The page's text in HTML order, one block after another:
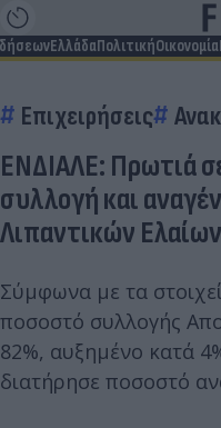
ΕλλάδαΠολιτικήΟικονομία
Επιχειρήσεις
ΕΝΔΙΑΛΕ: Πρωτιά
συλλογή και
Λιπαντικών Ελαίων
Σύμφωνα με τα
ποσοστό συλλογής
82%, αυξημένο κατά
διατήρησε ποσοστό